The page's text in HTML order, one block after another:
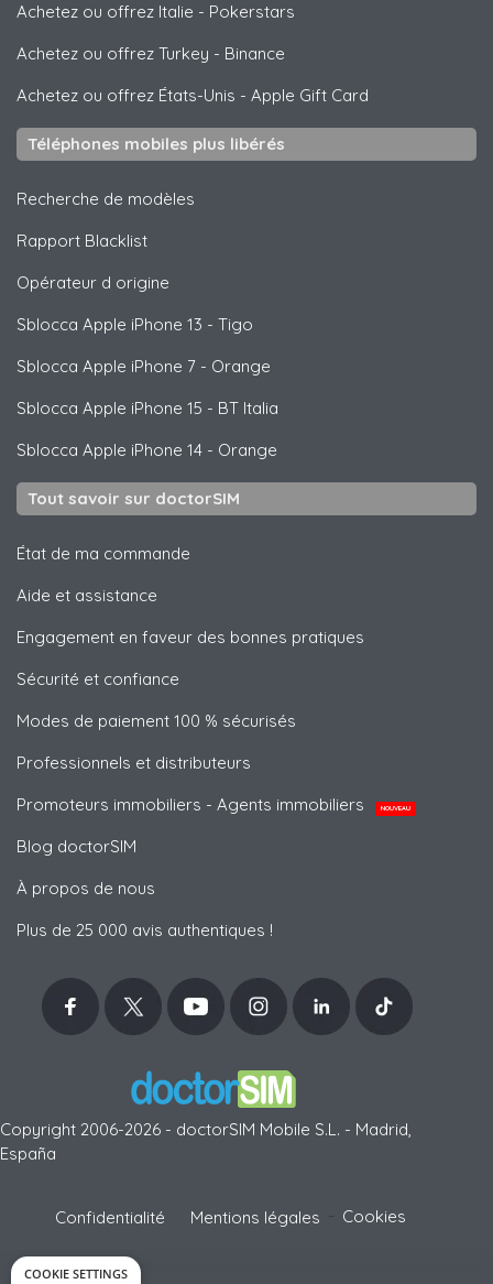
Achetez ou offrez Italie - Pokerstars
Achetez ou offrez Turkey - Binance
Achetez ou offrez États-Unis - Apple Gift Card
Téléphones mobiles plus libérés
Recherche de modèles
Rapport Blacklist
Opérateur d origine
Sblocca Apple iPhone 13 - Tigo
Sblocca Apple iPhone 7 - Orange
Sblocca Apple iPhone 15 - BT Italia
Sblocca Apple iPhone 14 - Orange
Tout savoir sur doctorSIM
État de ma commande
Aide et assistance
Engagement en faveur des bonnes pratiques
Sécurité et confiance
Modes de paiement 100 % sécurisés
Professionnels et distributeurs
Promoteurs immobiliers - Agents immobiliers
NOUVEAU
Blog doctorSIM
À propos de nous
Plus de 25 000 avis authentiques !
Copyright 2006-2026 - doctorSIM Mobile S.L. - Madrid,
España
Confidentialité Mentions légales Cookies
COOKIE SETTINGS